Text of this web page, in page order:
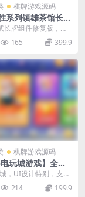
棋牌游戏源码
系列镇雄茶馆长牌
整全套组件+安卓
长牌组件修复版，创
雄茶馆长牌改大贰全
游戏...
165 399.9
棋牌游戏源码
玩城游戏】全套
码平台多玩法模
，UI设计特别，支持
，分别有金币、红豆
比赛...
214 199.9